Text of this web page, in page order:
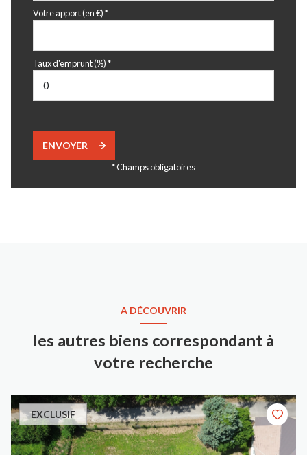
Votre apport (en €) *
Taux d'emprunt (%) *
ENVOYER
* Champs obligatoires
A DÉCOUVRIR
les autres biens correspondant à
votre recherche
EXCLUSIF